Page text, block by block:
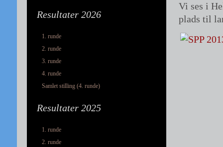
Resultater 2026
1. runde
2. runde
3. runde
4. runde
Samlet stilling (4. runde)
Resultater 2025
1. runde
2. runde
Vi ses i
plads til